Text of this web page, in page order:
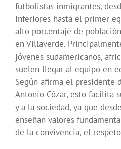
futbolistas inmigrantes,
inferiores hasta el primer
alto porcentaje de
en Villaverde.
jóvenes sudamericanos,
suelen llegar al equipo en
Según afirma el presidente
Antonio Cózar, esto facilita
y a la sociedad, ya que
enseñan valores
de la convivencia, el